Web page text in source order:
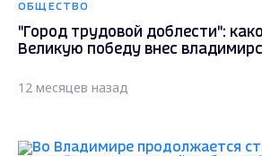
ОБЩЕСТВО
"Город трудовой доблести":
Великую победу внес
12 месяцев назад